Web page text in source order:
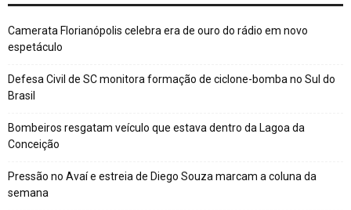
Camerata Florianópolis celebra era de ouro do rádio em novo
espetáculo
Defesa Civil de SC monitora formação de ciclone-bomba no Sul do
Brasil
Bombeiros resgatam veículo que estava dentro da Lagoa da
Conceição
Pressão no Avaí e estreia de Diego Souza marcam a coluna da
semana